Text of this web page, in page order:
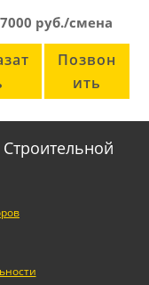
руб./смена
Позвон
ить